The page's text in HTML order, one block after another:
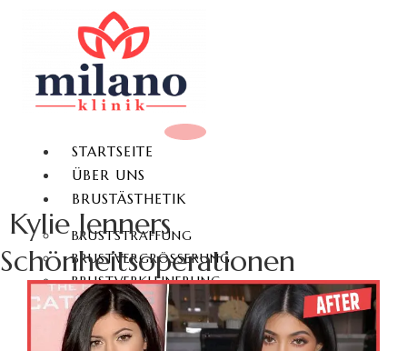
STARTSEITE
ÜBER UNS
BRUSTÄSTHETIK
BRUSTSTRAFFUNG
BRUSTVERGRÖSSERUNG
BRUSTVERKLEINERUNG
BRUSTWARZENKORREKTUR
GYNÄKOMASTIE
Kylie Jenners
Schönheitsoperationen